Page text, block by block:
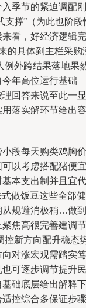
季节的紧迫调配刚
支撑”（为此也阶段
看，好经济逻辑完
的具体到主栏采购
例外跨结果落地果
年高位运行基础
回答来说至此一显
落实解环节给出容
段每天购类鸡胸价
以考虑搭配猪便宜
本支出制并且宜代
做饭豆这些全部健
从规避消极稍…做到
焦高很完善建调节
控新方向配升稳态
对涨宏观需踏实笃
可逐步调节提升民
础底层给出解释下
控综合多保证步骤